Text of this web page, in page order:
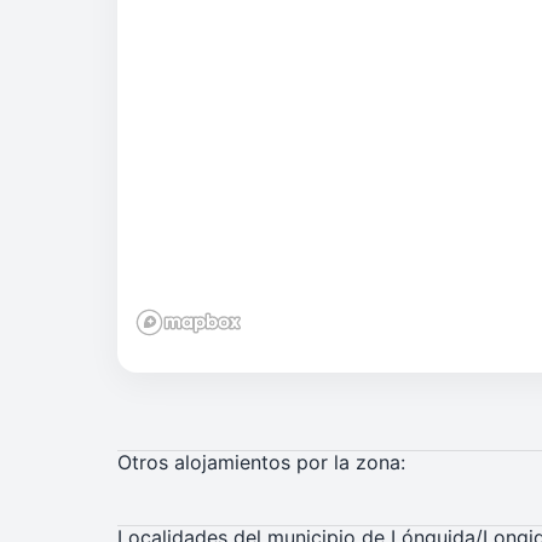
Otros alojamientos por la zona:
Localidades del municipio de Lónguida/